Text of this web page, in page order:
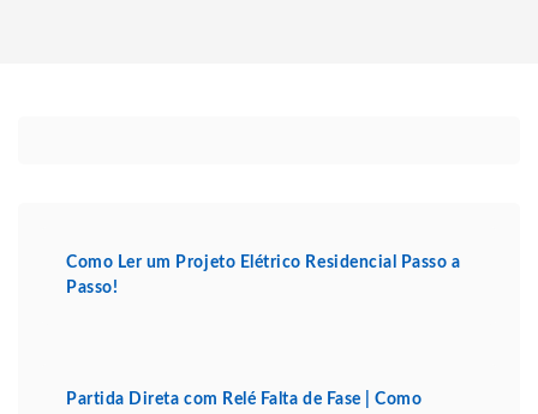
Como Ler um Projeto Elétrico Residencial Passo a
Passo!
Partida Direta com Relé Falta de Fase | Como